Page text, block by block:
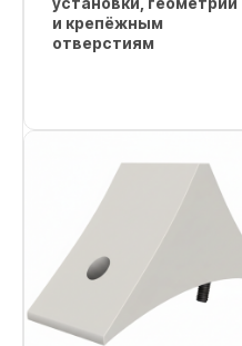
и крепёжным
отверстиям